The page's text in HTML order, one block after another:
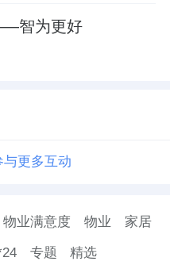
智为更好
与更多互动
物业满意度 物业 家居
专题 精选